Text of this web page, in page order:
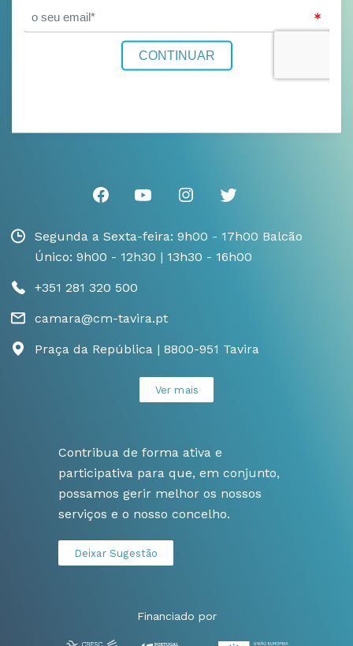
Segunda a Sexta-feira: 9h00 - 17h00 Balcão
Único: 9h00 - 12h30 | 13h30 - 16h00
+351 281 320 500
camara@cm-tavira.pt
Praça da República | 8800-951 Tavira
Ver mais
Contribua de forma ativa e
participativa para que, em conjunto,
possamos gerir melhor os nossos
serviços e o nosso concelho.
Deixar Sugestão
Financiado por